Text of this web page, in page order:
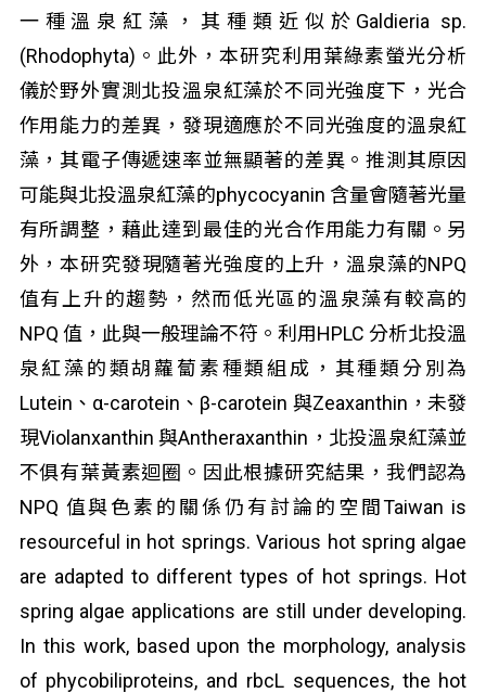
一種溫泉紅藻，其種類近似於Galdieria sp.
(Rhodophyta)。此外，本研究利用葉綠素螢光分析
儀於野外實測北投溫泉紅藻於不同光強度下，光合
作用能力的差異，發現適應於不同光強度的溫泉紅
藻，其電子傳遞速率並無顯著的差異。推測其原因
可能與北投溫泉紅藻的phycocyanin 含量會隨著光量
有所調整，藉此達到最佳的光合作用能力有關。另
外，本研究發現隨著光強度的上升，溫泉藻的NPQ
值有上升的趨勢，然而低光區的溫泉藻有較高的
NPQ 值，此與一般理論不符。利用HPLC 分析北投溫
泉紅藻的類胡蘿蔔素種類組成，其種類分別為
Lutein、α-carotein、β-carotein 與Zeaxanthin，未發
現Violanxanthin 與Antheraxanthin，北投溫泉紅藻並
不俱有葉黃素迴圈。因此根據研究結果，我們認為
NPQ 值與色素的關係仍有討論的空間Taiwan is
resourceful in hot springs. Various hot spring algae
are adapted to different types of hot springs. Hot
spring algae applications are still under developing.
In this work, based upon the morphology, analysis
of phycobiliproteins, and rbcL sequences, the hot